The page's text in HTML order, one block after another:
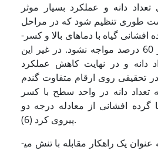
دانه و عملکرد بسیار موثر
طوری تنظیم شود که در مراحل
نموی ساقه دهی تا گرده افشانی گیاه با دماهای بالا و کسر­­
های فتوترمال بیش از 60 درصد مواجه نشود. در غیر این
دانه و در نهایت کاهش عملکرد
خواهد شد (4). در تحقیقی روی ارقام متفاوت گندم
دانه در واحد سطح با کسر
گرده افشانی از معادله درجه دو
پیروی کرد (6).
مصرف کود­های آلی به عنوان یک راهکار مقابله با تنش می­